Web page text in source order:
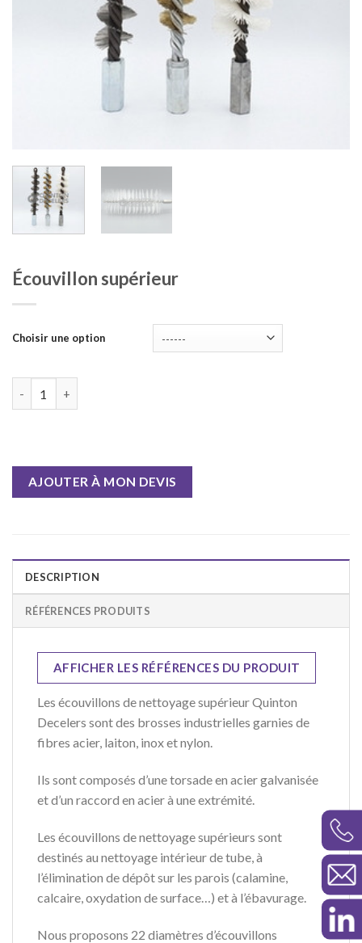
Écouvillon supérieur
Choisir une option ------
AJOUTER À MON DEVIS
DESCRIPTION
RÉFÉRENCES PRODUITS
AFFICHER LES RÉFÉRENCES DU PRODUIT
Les écouvillons de nettoyage supérieurQuinton
Decelers sont des brosses industrielles garnies de
fibres acier, laiton, inoxetnylon.
Ils sont composés d’une torsade en acier galvanisée
et d’un raccord en acier à une extrémité.
Les écouvillons de nettoyage supérieurs sont
destinés au nettoyage intérieur de tube, à
l’élimination de dépôt sur les parois (calamine,
calcaire, oxydation de surface…) et à l’ébavurage.
Nous proposons 22 diamètres d’écouvillons